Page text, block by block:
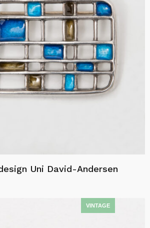
Uni David-Andersen